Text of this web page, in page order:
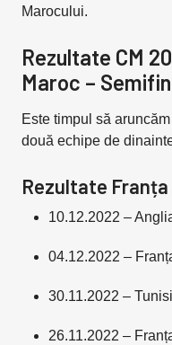
Marocului.
Rezultate CM
Maroc –
Este timpul să
două echipe de
Rezultate Franța
10.12.2022 –
04.12.2022 –
30.11.2022 –
26.11.2022 –